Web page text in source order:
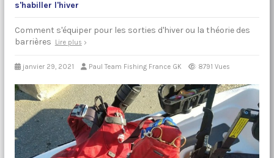
s'habiller l'hiver
Comment s'équiper pour les sorties d'hiver ou la théorie des
barrières
Lire plus
janvier 29, 2021 Paul Team Fishing France GK 8791 Vues